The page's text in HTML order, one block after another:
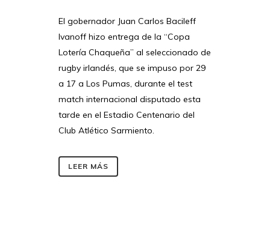
El gobernador Juan Carlos Bacileff
Ivanoff hizo entrega de la “Copa
Lotería Chaqueña” al seleccionado de
rugby irlandés, que se impuso por 29
a 17 a Los Pumas, durante el test
match internacional disputado esta
tarde en el Estadio Centenario del
Club Atlético Sarmiento.
LEER MÁS